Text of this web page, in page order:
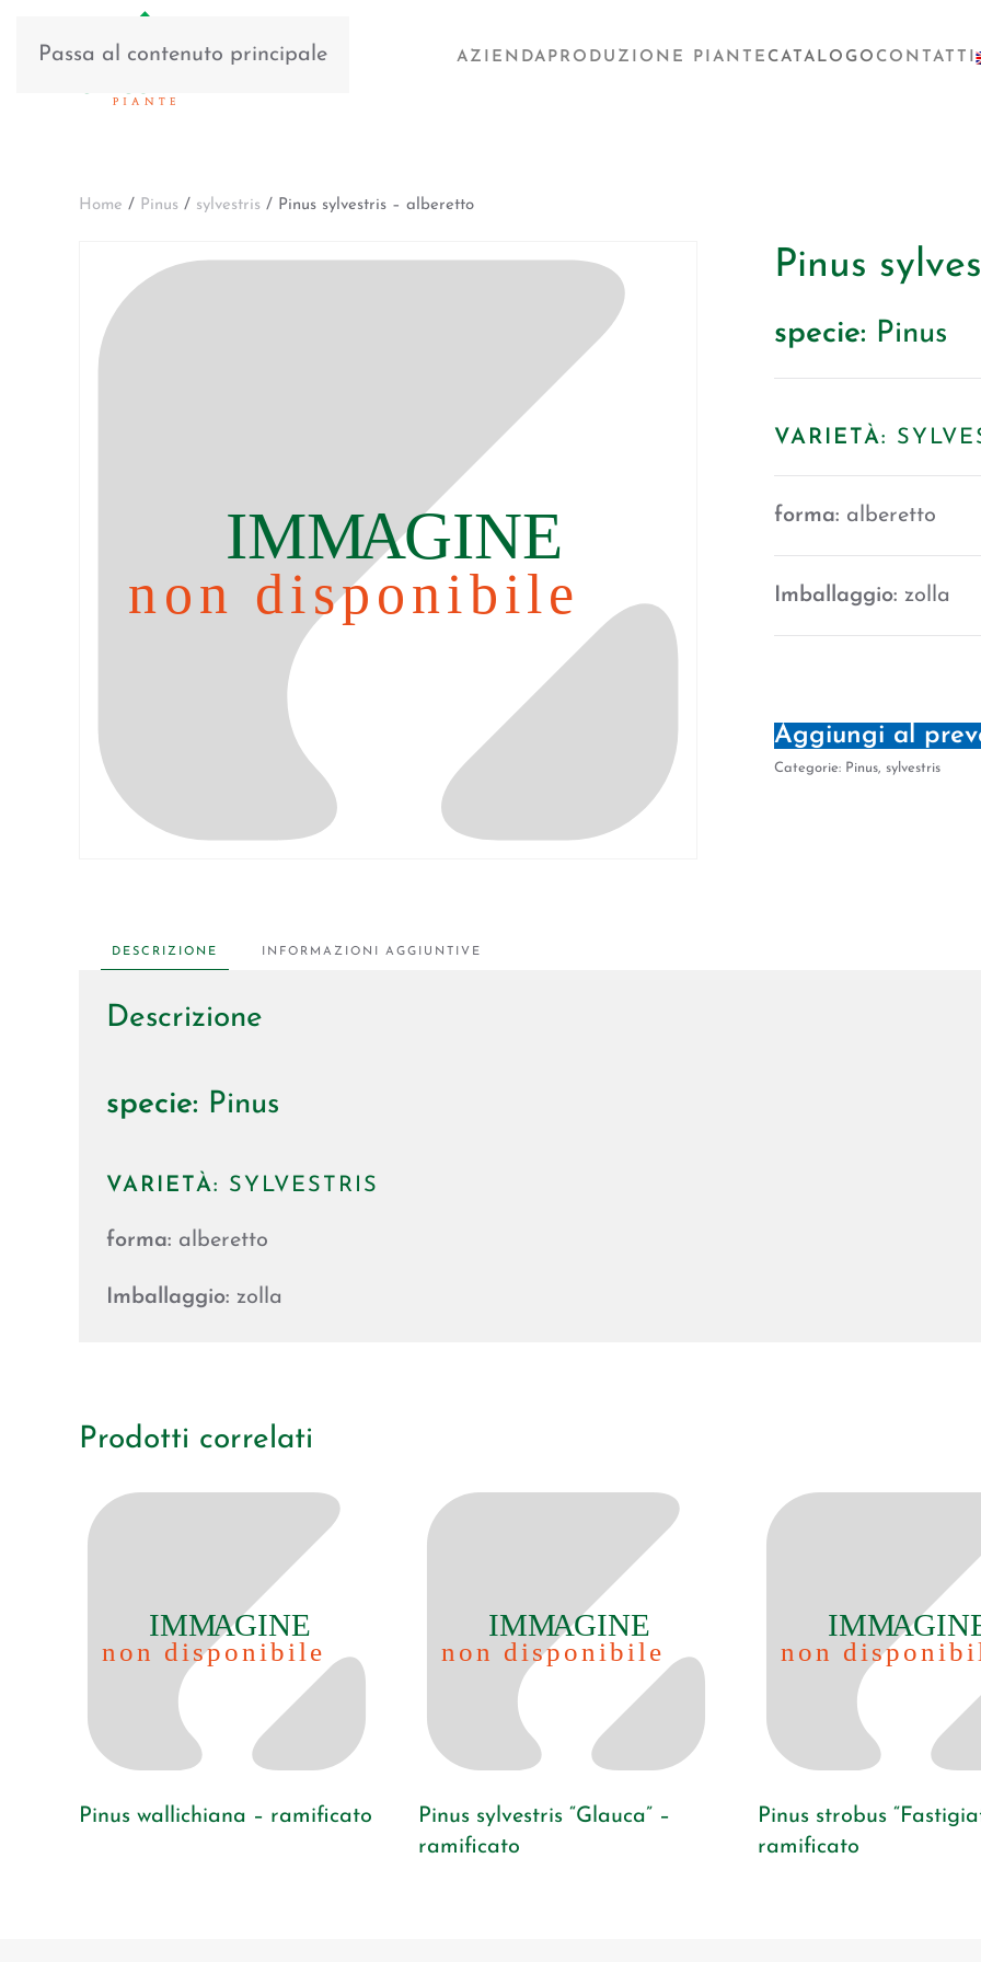
Passa al contenuto principale AZIENDA PRODUZIONE PIANTE CATALOGO CONTATTI
Home / Pinus / sylvestris / Pinus sylvestris – alberetto
Pinus
specie: Pinus
VARIETÀ:
forma: alberetto
Imballaggio: zolla
Aggiungi al
Categorie: Pinus, sylvestris
DESCRIZIONE INFORMAZIONI AGGIUNTIVE
Descrizione
specie: Pinus
VARIETÀ: SYLVESTRIS
forma: alberetto
Imballaggio: zolla
Prodotti correlati
Pinus wallichiana – ramificato
Pinus sylvestris “Glauca” –
ramificato
Pinus strobus
ramificato